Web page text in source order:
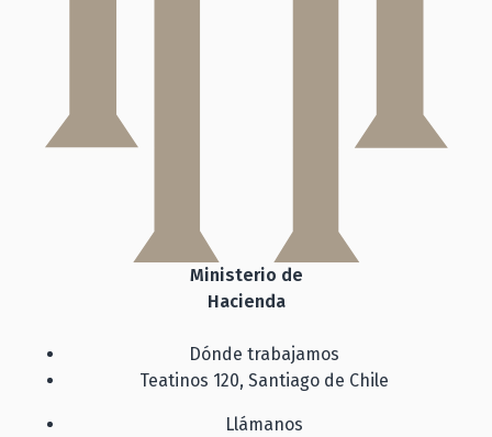
Ministerio de
Hacienda
Dónde trabajamos
Teatinos 120, Santiago de Chile
Llámanos